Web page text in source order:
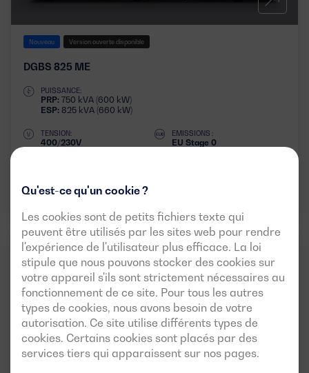
Qu'est-ce qu'un cookie ?
Les cookies sont de petits fichiers texte qui
peuvent être utilisés par les sites web pour rendre
l'expérience de l'utilisateur plus efficace. La loi
stipule que nous pouvons stocker des cookies sur
votre appareil s'ils sont strictement nécessaires au
fonctionnement de ce site. Pour tous les autres
types de cookies, nous avons besoin de votre
autorisation. Ce site utilise différents types de
cookies. Certains cookies sont placés par des
services tiers qui apparaissent sur nos pages.
Nouveau Version ouverte disponible
DGBS 825 ME
PUISSANCE:
PRP: 750 kVA (600 kW)
ESP: 825 kVA (660 kW)
TENSION:
400/230V
EMISSIONS :
EU Stage 0
Télécharger la fiche technique
MOYENNE PUISSANCE
(DE 30 KVA À 825 KVA)